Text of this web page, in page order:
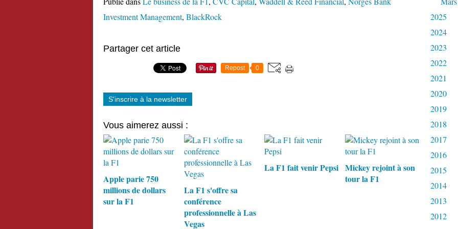
Investment Management, BlackRock
Partager cet article
Repost 0
S'inscrire à la newsletter
Vous aimerez aussi :
Apple parie 750
millions de dollars
sur la F1
La F1 s'offre sa
conférence
professionnelle à Las
Vegas
La F1 fait venir Pepsi Mickey rejoint à son
tour la F1
2025
2024
2023
2022
2021
2020
2019
2018
2017
2016
2015
2014
2013
2012